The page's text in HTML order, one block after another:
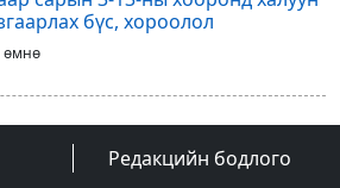
бүс, хороолол
өмнө
үргээлгэх буюу засуулахад
Редакцийн бодлого